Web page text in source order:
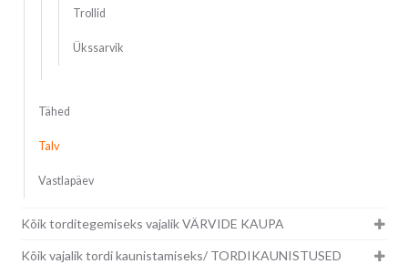
Trollid
Ükssarvik
Tähed
Talv
Vastlapäev
Kõik torditegemiseks vajalik VÄRVIDE KAUPA
Kõik vajalik tordi kaunistamiseks/ TORDIKAUNISTUSED